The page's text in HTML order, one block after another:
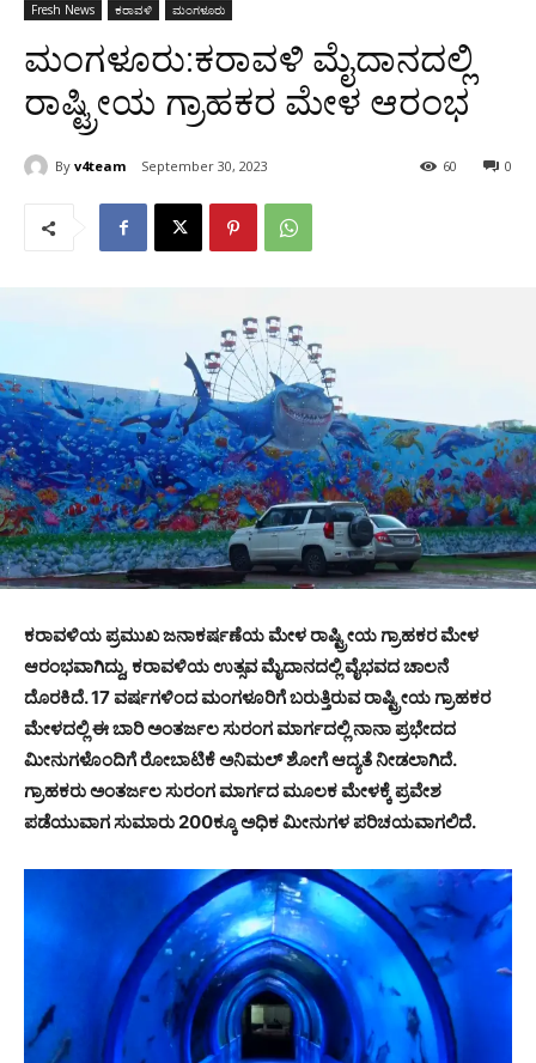
Fresh News ಕರಾವಳಿ ಮಂಗಳೂರು
ಮಂಗಳೂರು:ಕರಾವಳಿ ಮೈದಾನದಲ್ಲಿ
ರಾಷ್ಟ್ರೀಯ ಗ್ರಾಹಕರ ಮೇಳ ಆರಂಭ
By v4team September 30, 2023 0
60
ಕರಾವಳಿಯ ಪ್ರಮುಖ ಜನಾಕರ್ಷಣೆಯ ಮೇಳ ರಾಷ್ಟ್ರೀಯ ಗ್ರಾಹಕರ ಮೇಳ
ಆರಂಭವಾಗಿದ್ದು, ಕರಾವಳಿಯ ಉತ್ಸವ ಮೈದಾನದಲ್ಲಿ ವೈಭವದ ಚಾಲನೆ
ದೊರಕಿದೆ. 17 ವರ್ಷಗಳಿಂದ ಮಂಗಳೂರಿಗೆ ಬರುತ್ತಿರುವ ರಾಷ್ಟ್ರೀಯ ಗ್ರಾಹಕರ
ಮೇಳದಲ್ಲಿ ಈ ಬಾರಿ ಅಂತರ್ಜಲ ಸುರಂಗ ಮಾರ್ಗದಲ್ಲಿ ನಾನಾ ಪ್ರಭೇದದ
ಮೀನುಗಳೊಂದಿಗೆ ರೋಬಾಟಿಕೆ ಅನಿಮಲ್ ಶೋಗೆ ಆದ್ಯತೆ ನೀಡಲಾಗಿದೆ.
ಗ್ರಾಹಕರು ಅಂತರ್ಜಲ ಸುರಂಗ ಮಾರ್ಗದ ಮೂಲಕ ಮೇಳಕ್ಕೆ ಪ್ರವೇಶ
ಪಡೆಯುವಾಗ ಸುಮಾರು 200ಕ್ಕೂ ಅಧಿಕ ಮೀನುಗಳ ಪರಿಚಯವಾಗಲಿದೆ.